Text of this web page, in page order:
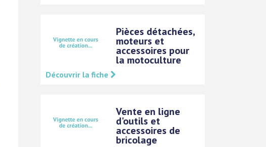
Pièces détachées,
moteurs et
accessoires pour
la motoculture
Découvrir la fiche
Vente en ligne
d'outils et
accessoires de
bricolage